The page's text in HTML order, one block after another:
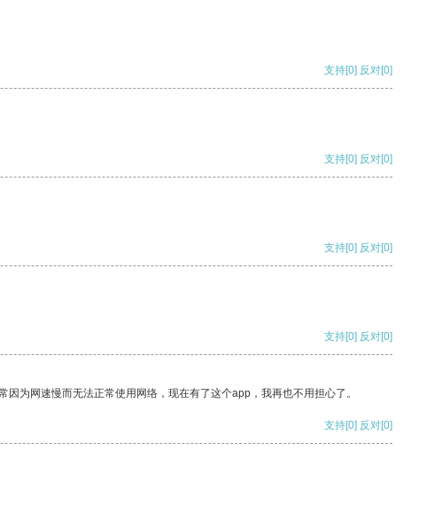
支持[0] 反对[0]
支持[0] 反对[0]
支持[0] 反对[0]
支持[0] 反对[0]
为网速慢而无法正常使用网络，现在有了这个app，我再也不用担心了。
支持[0] 反对[0]